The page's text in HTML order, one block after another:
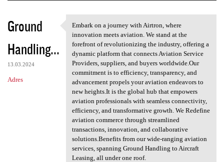
K
o
m
e
n
Ground
Handling...
13.03.2024
Adres
Embark on a journey with
Embark on a journey with Airtron, where
innovation meets aviation. We stand at the
forefront of revolutionizing the industry, offering a
dynamic platform that connects Aviation Service
Providers, suppliers, and buyers worldwide.Our
commitment is to efficiency, transparency, and
advancement propels your aviation endeavors to
new heights.It is the global hub that empowers
aviation professionals with seamless connectivity,
efficiency, and transformative growth. We Redefine
aviation commerce through streamlined
transactions, innovation, and collaborative
solutions.Benefits from our wide-ranging aviation
services, spanning Ground Handling to Aircraft
Leasing, all under one roof.